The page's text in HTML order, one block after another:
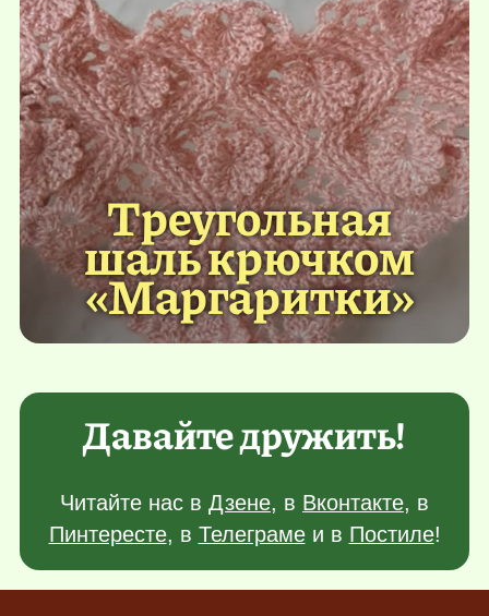
Треугольная
шаль крючком
«Маргаритки»
Давайте дружить!
Читайте нас в Дзене, в Вконтакте, в
Пинтересте, в Телеграмеи в Постиле!